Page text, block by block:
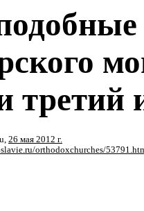
третий
, 26 мая 2012 г.
orthodoxchurches/